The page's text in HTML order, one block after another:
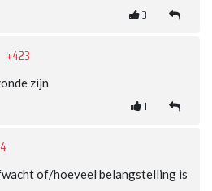
3
+423
zijn
1
of/hoeveel belangstelling is